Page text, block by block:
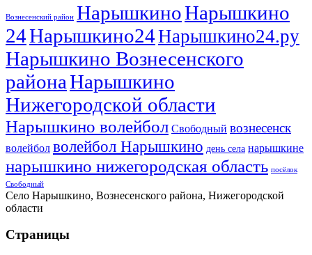
Вознесенский район НарышкиноНарышкино
24Нарышкино24Нарышкино24.ру
Нарышкино Вознесенского
районаНарышкино
Нижегородской области
Нарышкино волейбол Свободный вознесенск
волейбол волейбол Нарышкино день села нарышкине
нарышкино нижегородская область посёлок
Свободный
Село Нарышкино, Вознесенского района, Нижегородской
области
Страницы